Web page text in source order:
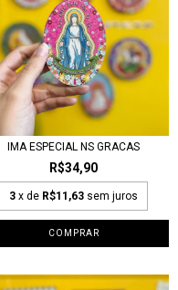
IMA ESPECIAL NS GRACAS
R$34,90
3 x de R$11,63 sem juros